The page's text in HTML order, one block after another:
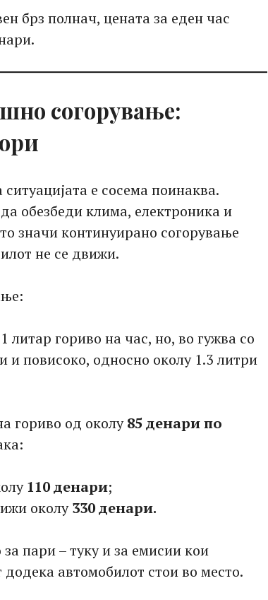
брз полнач, цената за еден час
согорување:
е сосема поинаква.
обезбеди клима, електроника и
значи континуирано согорување
не се движи.
литар гориво на час, но, во гужва со
повисоко, односно околу 1.3 литри
гориво од околу85 денари по
110 денари;
околу330 денари.
пари – туку и за емисии кои
автомобилот стои во место.